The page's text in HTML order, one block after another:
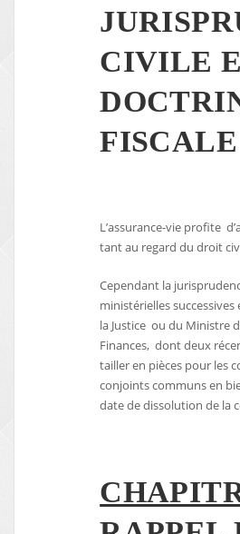
CIVILE
FISCALE
L’assurance-vie profite
tant au regard du droit
Cependant la
ministérielles
la Justice ou du Ministre
Finances, dont deux
tailler en pièces pour les
conjoints communs en
date de dissolution de la